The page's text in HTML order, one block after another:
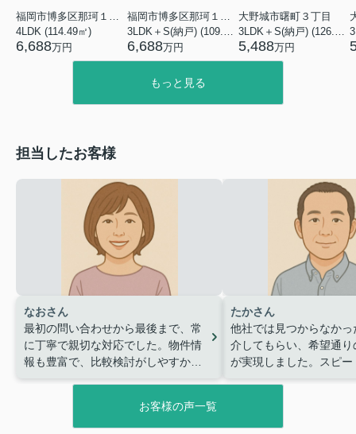
4LDK (114.49㎡)
6,688万円 6,688万円
大野城市曙町３丁目
5,488万円
もっと見る
担当したお客様
なおさん
最初の問い合わせから最後まで、常
に丁寧で親切な対応でした。物件情
報も豊富で、比較検討がしやすかっ
たかさん
他社では見つからなかっ
介してもらい、希望通り
が実現しました。スピー
お客様の声一覧